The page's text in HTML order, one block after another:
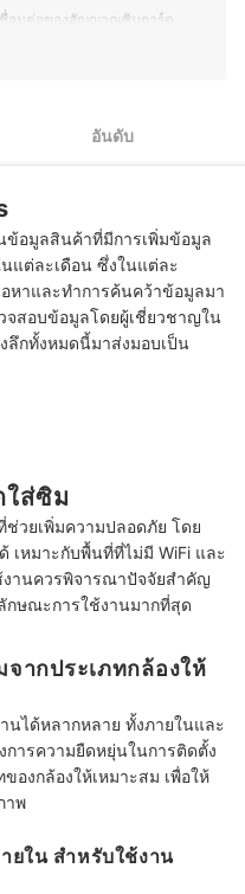
ชื่อมต่อของสัญญาณซิมการ์ด
จรปิดเพื่อสนับสนุนการใช้งาน
ได้ไหม
อันดับ
ข้อมูลสินค้าที่มีการเพิ่มข้อมูล
แต่ละเดือน ซึ่งในแต่ละ
หาและทำการค้นคว้าข้อมูลมา
จสอบข้อมูลโดยผู้เชี่ยวชาญใน
ลึกทั้งหมดนี้มาส่งมอบเป็น
ใส่ซิม
ช่วยเพิ่มความปลอดภัย โดย
เหมาะกับพื้นที่ที่ไม่มี WiFi และ
งานควรพิจารณาปัจจัยสำคัญ
กษณะการใช้งานมากที่สุด
จากประเภทกล้องให้
นได้หลากหลาย ทั้งภายในและ
ารความยืดหยุ่นในการติดตั้ง
องกล้องให้เหมาะสม เพื่อให้
าพ
ยใน สำหรับใช้งาน